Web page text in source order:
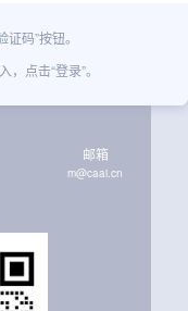
码”按钮。
点击“登录”。
邮箱
m@caai.cn